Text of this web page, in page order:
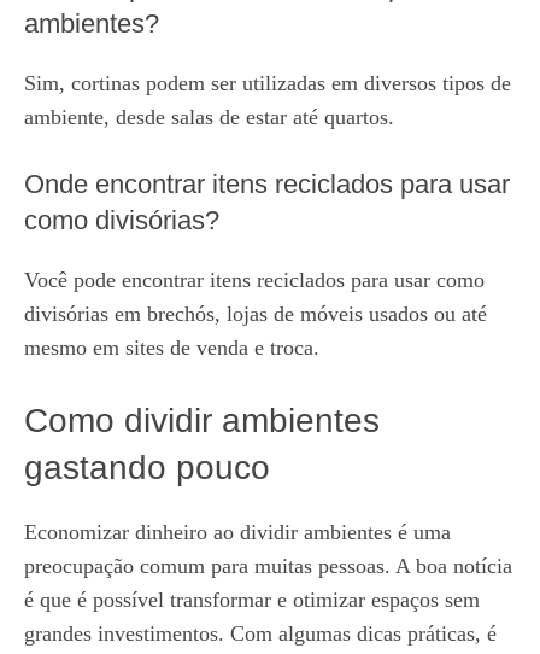
ambientes?
Sim, cortinas podem ser utilizadas em diversos tipos de
ambiente, desde salas de estar até quartos.
Onde encontrar itens reciclados para usar
como divisórias?
Você pode encontrar itens reciclados para usar como
divisórias em brechós, lojas de móveis usados ou até
mesmo em sites de venda e troca.
Como dividir ambientes
gastando pouco
Economizar dinheiro ao dividir ambientes é uma
preocupação comum para muitas pessoas. A boa notícia
é que é possível transformar e otimizar espaços sem
grandes investimentos. Com algumas dicas práticas, é